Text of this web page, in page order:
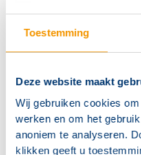
Toestemming
Deze website maakt
Wij gebruiken cookies
werken en om het
anoniem te analyseren.
klikken geeft u
Download Reach